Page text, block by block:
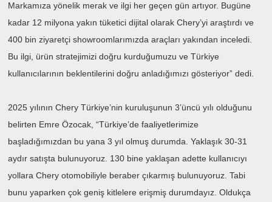
Markamıza yönelik merak ve ilgi her geçen gün artıyor. Bugüne
kadar 12 milyona yakın tüketici dijital olarak Chery’yi araştırdı ve
400 bin ziyaretçi showroomlarımızda araçları yakından inceledi.
Bu ilgi, ürün stratejimizi doğru kurduğumuzu ve Türkiye
kullanıcılarının beklentilerini doğru anladığımızı gösteriyor” dedi.
2025 yılının Chery Türkiye’nin kuruluşunun 3’üncü yılı olduğunu
belirten Emre Özocak, “Türkiye’de faaliyetlerimize
başladığımızdan bu yana 3 yıl olmuş durumda. Yaklaşık 30-31
aydır satışta bulunuyoruz. 130 bine yaklaşan adette kullanıcıyı
yollara Chery otomobiliyle beraber çıkarmış bulunuyoruz. Tabi
bunu yaparken çok geniş kitlelere erişmiş durumdayız. Oldukça